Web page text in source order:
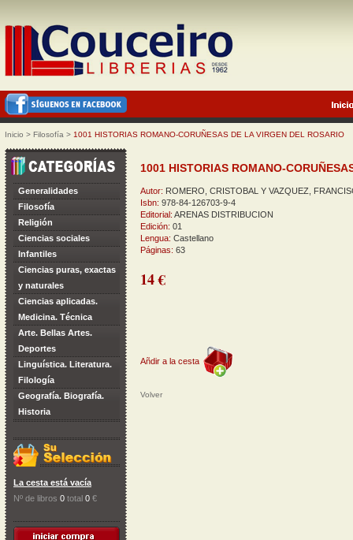
Inicio > Filosofía > 1001 HISTORIAS ROMANO-CORUÑESAS DE LA VIRGEN DEL ROSARIO
Generalidades
Filosofía
Religión
Ciencias sociales
Infantiles
Ciencias puras, exactas
y naturales
Ciencias aplicadas.
Medicina. Técnica
Arte. Bellas Artes.
Deportes
Linguística. Literatura.
Filología
Geografía. Biografía.
Historia
La cesta está vacía
Nº de libros 0 total 0 €
1001 HISTORIAS ROMANO-
Autor: ROMERO, CRISTOBAL Y VAZQUEZ,
Isbn: 978-84-126703-9-4
Editorial: ARENAS DISTRIBUCION
Edición: 01
Lengua: Castellano
Páginas: 63
14 €
Añdir a la cesta
Volver